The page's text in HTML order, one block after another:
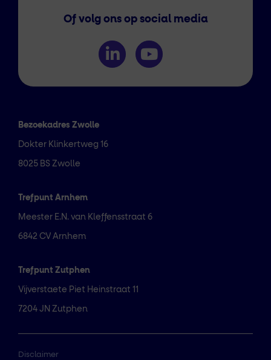
Bezoekadres Zwolle
Dokter Klinkertweg 16
8025 BS Zwolle
Trefpunt Arnhem
Meester E.N. van Kleffensstraat 6
6842 CV Arnhem
Trefpunt Zutphen
Vijverstaete Piet Heinstraat 11
7204 JN Zutphen
Disclaimer
Of volg ons op social media